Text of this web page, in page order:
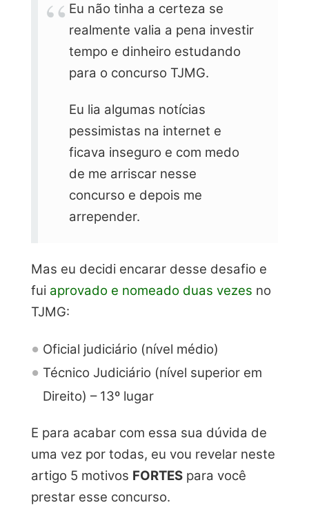
Eu não tinha a certeza se
realmente valia a pena investir
tempo e dinheiro estudando
para o concurso TJMG.
Eu lia algumas notícias
pessimistas na internet e
ficava inseguro e com medo
de me arriscar nesse
concurso e depois me
arrepender.
Mas eu decidi encarar desse desafio e
fui aprovado e nomeado duas vezes no
TJMG:
Oficial judiciário (nível médio)
Técnico Judiciário (nível superior em
Direito) – 13º lugar
E para acabar com essa sua dúvida de
uma vez por todas, eu vou revelar neste
artigo 5 motivos FORTESpara você
prestar esse concurso.